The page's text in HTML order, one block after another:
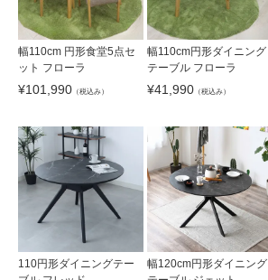
幅110cm 円形食堂5点セ
ット フローラ
¥101,990 （税込み）
幅110cm円形ダイニング
テーブル フローラ
¥41,990 （税込み）
110円形ダイニングテー
幅120cm円形ダイニング